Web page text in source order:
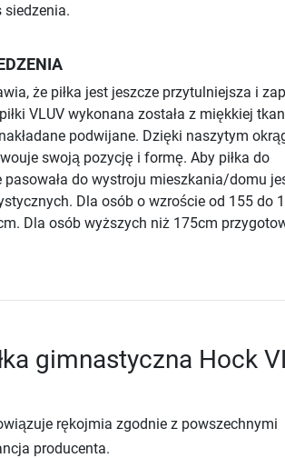
że piłka jest jeszcze przytulniejsza i
VLUV wykonana została z miękkiej
podwijane. Dzięki naszytym
swoją pozycję i formę. Aby piłka do
do wystroju mieszkania/domu
Dla osób o wzroście od 155 do
Dla osób wyższych niż 175cm
gimnastyczna Hock
rękojmia zgodnie z powszechnymi
producenta.